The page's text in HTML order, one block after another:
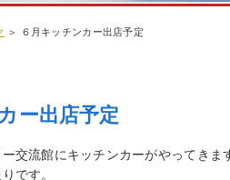
＞ ６月キッチンカー出店予定
ー出店予定
交流館にキッチンカーがやってきま
です。